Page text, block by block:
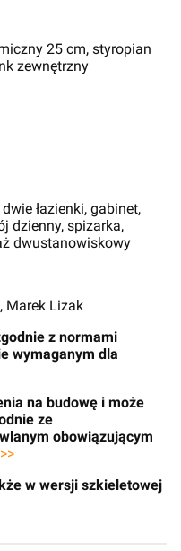
25 cm, styropian
zewnętrzny
łazienki, gabinet,
dzienny, spizarka,
dwustanowiskowy
Marek Lizak
z normami
wymaganym dla
na budowę i może
ze
obowiązującym
w wersji szkieletowej